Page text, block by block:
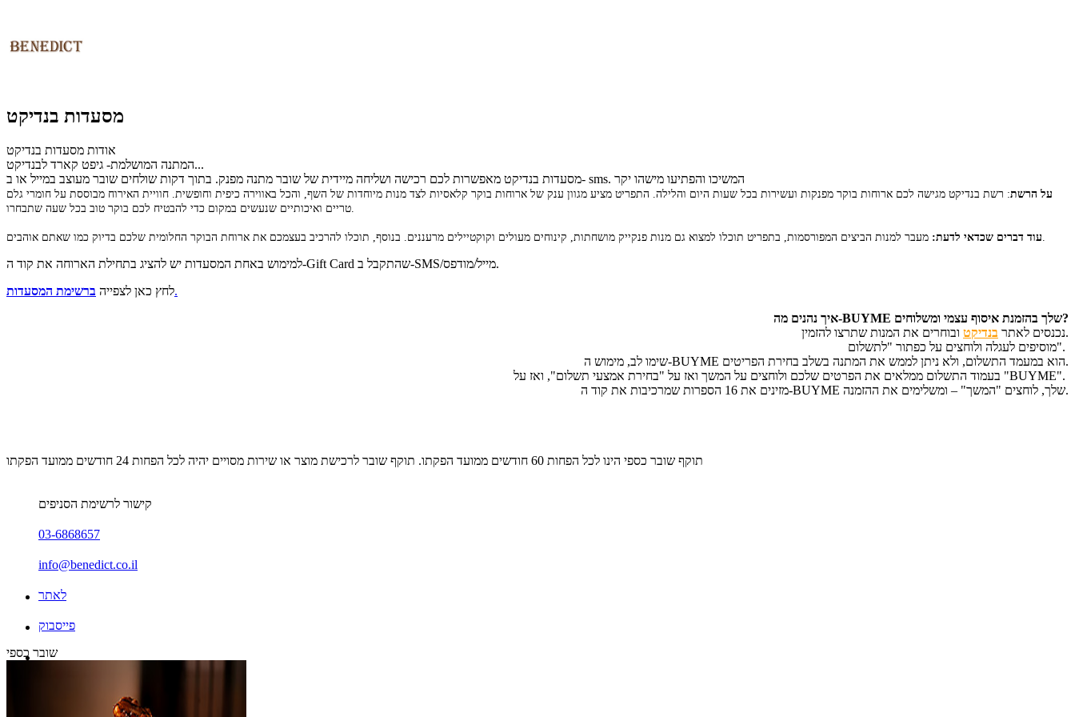
מסעדות בנדיקט
אודות מסעדות בנדיקט
המתנה המושלמת- גיפט קארד לבנדיקט...
מסעדות בנדיקט מאפשרות לכם רכישה ושליחה מיידית של שובר מתנה מפנק. בתוך דקות שולחים שובר מעוצב במייל או ב- sms. המשיכו והפתיעו מישהו יקר
על הרשת: רשת בנדיקט מגישה לכם ארוחות בוקר מפנקות ועשירות בכל שעות היום והלילה. התפריט מציע מגוון ענק של ארוחות בוקר קלאסיות לצד מנות מיוחדות של השף, והכל באווירה כיפית וחופשית. חוויית האירוח מבוססת על חומרי גלם
עוד דברים שכדאי לדעת:
למימוש באחת המסעדות יש להציג בתחילת הארוחה את קוד ה-Gift Card שהתקבל ב-SMS/מייל/מודפס.
לחץ כאן לצפייה ברשימת המסעדות
.
איך נהנים מה-BUYME שלך בהזמנת איסוף עצמי ומשלוחים?
נכנסים לאתר בנדיקט
ובוחרים את המנות שתרצו להזמין.
מוסיפים לעגלה ולוחצים על כפתור "לתשלום".
שימו לב, מימוש ה-BUYME הוא במעמד התשלום, ולא ניתן לממש את המתנה בשלב בחירת הפריטים.
בעמוד התשלום ממלאים את הפרטים שלכם ולוחצים על המשך ואז על "בחירת אמצעי תשלום", ואז על "BUYME".
מזינים את 16 הספרות שמרכיבות את קוד ה-BUYME שלך, לוחצים "המשך" – ומשלימים את ההזמנה.
תוקף שובר כספי הינו לכל הפחות 60 חודשים ממועד הפקתו. תוקף שובר לרכישת מוצר או שירות מסויים יהיה לכל הפחות 24 חודשים ממועד הפקתו
קישור לרשימת הסניפים
03-6868657
info@benedict.co.il
לאתר
פייסבוק
שובר כספי